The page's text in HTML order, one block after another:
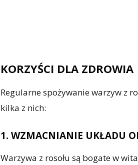
KORZYŚCI DLA ZDROWIA
Regularne spożywanie warzyw z
kilka z nich:
1. WZMACNIANIE UKŁADU
Warzywa z rosołu są bogate w